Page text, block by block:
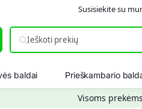
Susisiekite su
baldai Prieškambario
Visoms